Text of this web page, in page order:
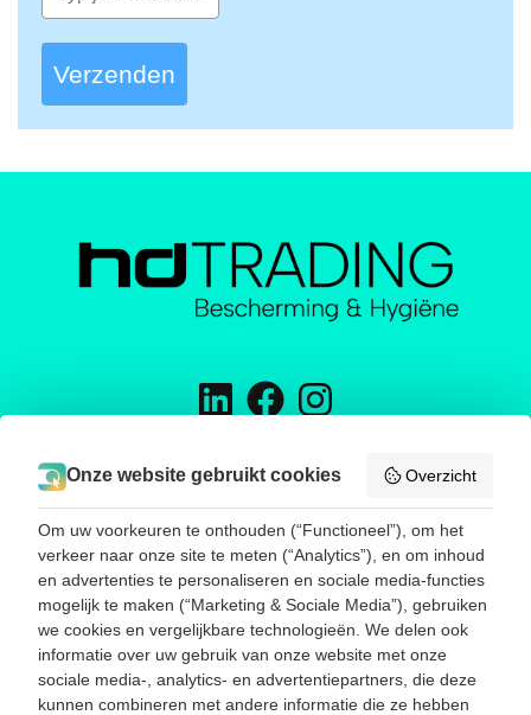
Verzenden
H&D TRADING
Energieweg 16
5145 NW Waalwijk
Telefoon:0031416785188
E-mail:info@hend-trading.com
KVK: 60393173
BTW: NL001786385B67
SNEL NAAR
Onze website gebruikt cookies Overzicht
Om uw voorkeuren te onthouden (“Functioneel”), om het
verkeer naar onze site te meten (“Analytics”), en om inhoud
en advertenties te personaliseren en sociale media-functies
mogelijk te maken (“Marketing & Sociale Media”), gebruiken
we cookies en vergelijkbare technologieën. We delen ook
informatie over uw gebruik van onze website met onze
sociale media-, analytics- en advertentiepartners, die deze
kunnen combineren met andere informatie die ze hebben